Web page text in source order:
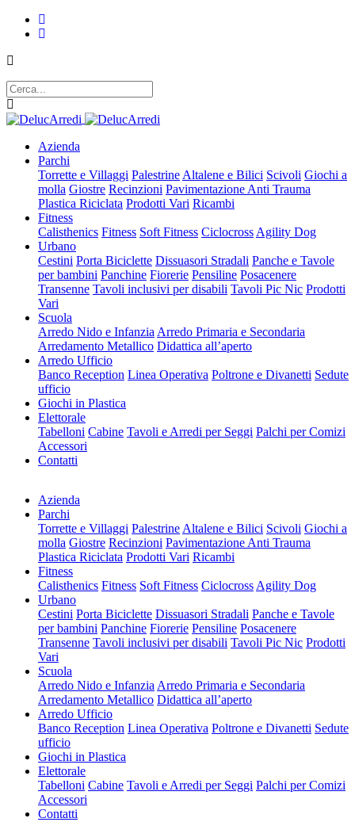
Azienda
Parchi
Torrette e Villaggi Palestrine Altalene e Bilici Scivoli Giochi a
molla Giostre Recinzioni Pavimentazione Anti Trauma
Plastica Riciclata Prodotti Vari Ricambi
Fitness
Calisthenics Fitness Soft Fitness Ciclocross Agility Dog
Urbano
Cestini Porta Biciclette Dissuasori Stradali Panche e Tavole
per bambini Panchine Fiorerie Pensiline Posacenere
Transenne Tavoli inclusivi per disabili Tavoli Pic Nic Prodotti
Vari
Scuola
Arredo Nido e Infanzia Arredo Primaria e Secondaria
Arredamento Metallico Didattica all’aperto
Arredo Ufficio
Banco Reception Linea Operativa Poltrone e Divanetti Sedute
ufficio
Giochi in Plastica
Elettorale
Tabelloni Cabine Tavoli e Arredi per Seggi Palchi per Comizi
Accessori
Contatti
Azienda
Parchi
Torrette e Villaggi Palestrine Altalene e Bilici Scivoli Giochi a
molla Giostre Recinzioni Pavimentazione Anti Trauma
Plastica Riciclata Prodotti Vari Ricambi
Fitness
Calisthenics Fitness Soft Fitness Ciclocross Agility Dog
Urbano
Cestini Porta Biciclette Dissuasori Stradali Panche e Tavole
per bambini Panchine Fiorerie Pensiline Posacenere
Transenne Tavoli inclusivi per disabili Tavoli Pic Nic Prodotti
Vari
Scuola
Arredo Nido e Infanzia Arredo Primaria e Secondaria
Arredamento Metallico Didattica all’aperto
Arredo Ufficio
Banco Reception Linea Operativa Poltrone e Divanetti Sedute
ufficio
Giochi in Plastica
Elettorale
Tabelloni Cabine Tavoli e Arredi per Seggi Palchi per Comizi
Accessori
Contatti